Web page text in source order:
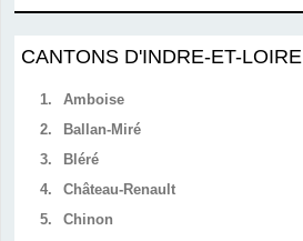
CANTONS D'INDRE-ET-LOIRE
1.
Amboise
2.
Ballan-Miré
3.
Bléré
4.
Château-Renault
5.
Chinon